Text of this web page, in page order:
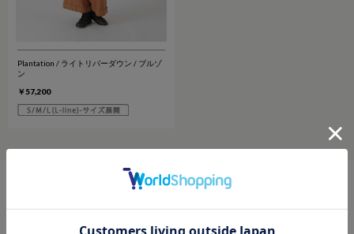
Plantation / ライトリバーダウン / ブルゾ
ン
￥57,200